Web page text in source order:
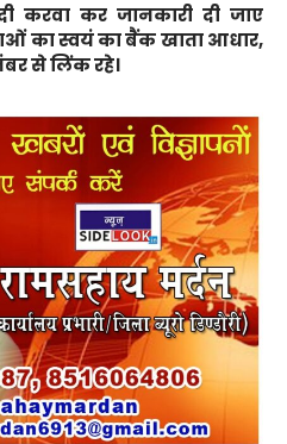
करवा कर जानकारी दी जाए
का स्वयं का बैंक खाता आधार,
से लिंक रहे।